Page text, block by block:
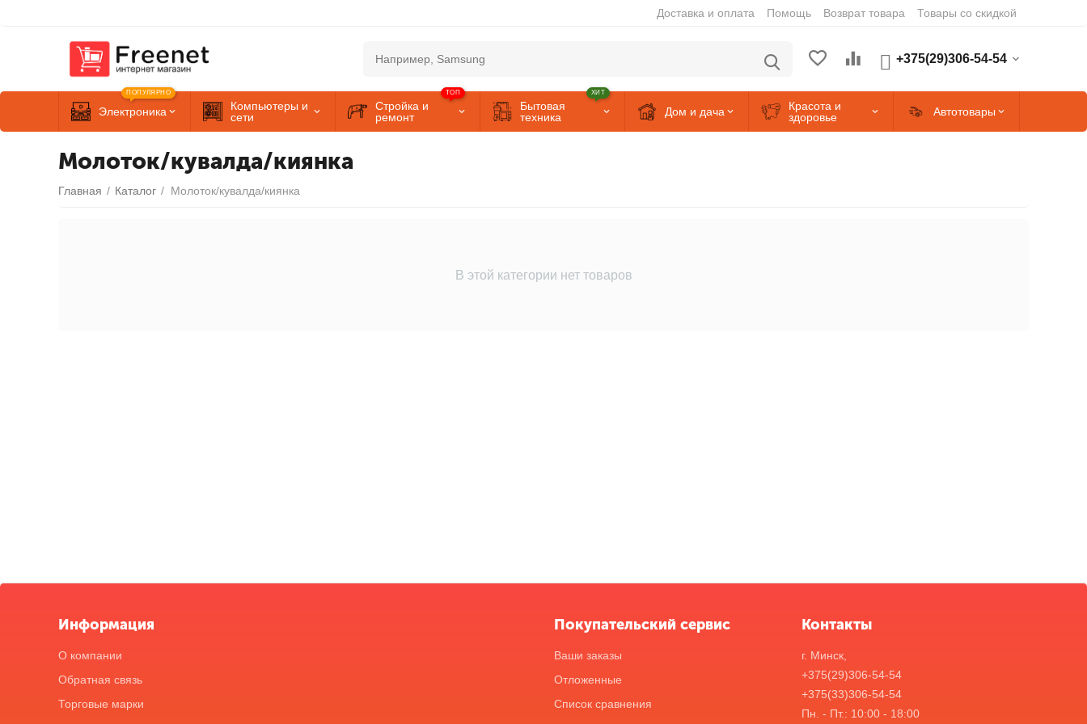
Доставка и оплата Помощь Возврат товара Товары со скидкой
+375(29)306-54-54
Электроника
ПОПУЛЯРНО
Компьютеры и
сети
Стройка и
ремонт
ТОП
Бытовая
техника
ХИТ
Дом и дача
Красота и
здоровье
Автотовары
Молоток/кувалда/киянка
Главная / Каталог / Молоток/кувалда/киянка
В этой категории нет товаров
Информация
О компании
Обратная связь
Торговые марки
Покупательский сервис
Ваши заказы
Отложенные
Список сравнения
Контакты
г. Минск,
+375(29)306-54-54
+375(33)306-54-54
Пн. - Пт.: 10:00 - 18:00